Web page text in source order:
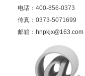
电话：400-856-0373
传真：0373-5071699
邮箱： hnpkjx@163.com